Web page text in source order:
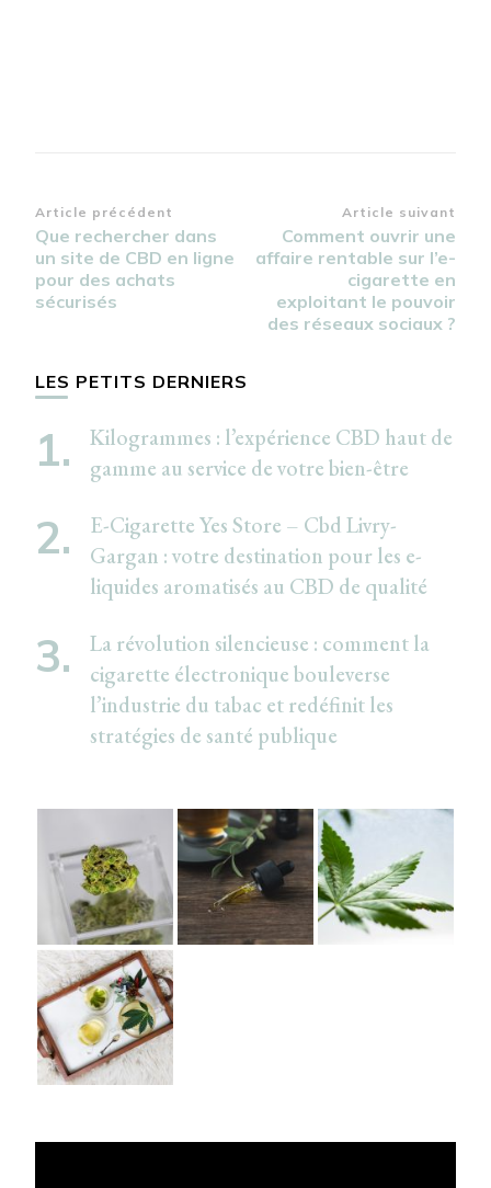
Navigation
d’article
Article précédent
Que rechercher dans
un site de CBD en ligne
pour des achats
sécurisés
Article suivant
Comment ouvrir une
affaire rentable sur l’e-
cigarette en
exploitant le pouvoir
des réseaux sociaux ?
LES PETITS DERNIERS
Kilogrammes : l’expérience CBD haut de
gamme au service de votre bien-être
E-Cigarette Yes Store – Cbd Livry-
Gargan : votre destination pour les e-
liquides aromatisés au CBD de qualité
La révolution silencieuse : comment la
cigarette électronique bouleverse
l’industrie du tabac et redéfinit les
stratégies de santé publique